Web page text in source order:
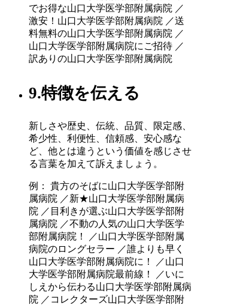
でお得な山口大学医学部附属病院 ／
激安！山口大学医学部附属病院 ／送
料無料の山口大学医学部附属病院 ／
山口大学医学部附属病院にご招待 ／
訳ありの山口大学医学部附属病院
9.特徴を伝える
新しさや歴史、伝統、品質、限定感、
希少性、利便性、信頼感、安心感な
ど、他とは違うという価値を感じさせ
る言葉を加えて訴えましょう。
例： 貴方のそばに山口大学医学部附
属病院 ／新★山口大学医学部附属病
院 ／目利きが選ぶ山口大学医学部附
属病院 ／不動の人気の山口大学医学
部附属病院！ ／山口大学医学部附属
病院のロングセラー ／誰よりも早く
山口大学医学部附属病院に！ ／山口
大学医学部附属病院最前線！ ／いに
しえから伝わる山口大学医学部附属病
院 ／コレクターズ山口大学医学部附